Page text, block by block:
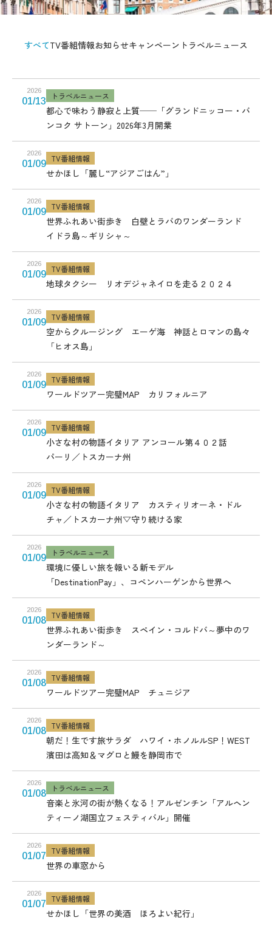
すべてTV番組情報お知らせキャンペーン トラベルニュース
2026
01/13
トラベルニュース
都心で味わう静寂と上質──「グランドニッコー・バ
ンコク サトーン」2026年3月開業
2026
01/09
TV番組情報
せかほし「麗し“アジアごはん”」
2026
01/09
TV番組情報
世界ふれあい街歩き 白壁とラバのワンダーランド
イドラ島～ギリシャ～
2026
01/09
TV番組情報
地球タクシー リオデジャネイロを走る２０２４
2026
01/09
TV番組情報
空からクルージング エーゲ海 神話とロマンの島々
「ヒオス島」
2026
01/09
TV番組情報
ワールドツアー完璧MAP カリフォルニア
2026
01/09
TV番組情報
小さな村の物語イタリア アンコール第４０２話
パーリ／トスカーナ州
2026
01/09
TV番組情報
小さな村の物語イタリア カスティリオーネ・ドル
チャ／トスカーナ州▽守り続ける家
2026
01/09
トラベルニュース
環境に優しい旅を報いる新モデル
「DestinationPay」、コペンハーゲンから世界へ
2026
01/08
TV番組情報
世界ふれあい街歩き スペイン・コルドバ～夢中のワ
ンダーランド～
2026
01/08
TV番組情報
ワールドツアー完璧MAP チュニジア
2026
01/08
TV番組情報
朝だ！生です旅サラダ ハワイ・ホノルルSP！WEST
濱田は高知＆マグロと鰻を静岡市で
2026
01/08
トラベルニュース
音楽と氷河の街が熱くなる！アルゼンチン「アルヘン
ティーノ湖国立フェスティバル」開催
2026
01/07
TV番組情報
世界の車窓から
2026
01/07
TV番組情報
せかほし「世界の美酒 ほろよい紀行」